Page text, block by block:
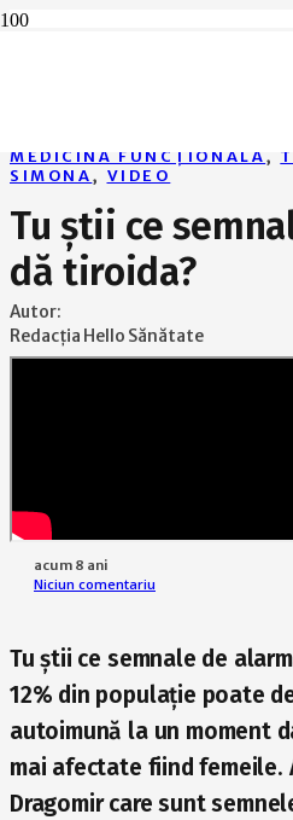
MEDICINĂ FUNCȚIONALĂ,
SIMONA, VIDEO
Tu știi ce
dă tiroida?
Autor:
Redacția Hello Sănătate
acum 8 ani
Niciun comentariu
Tu știi ce semnale de
12% din populație poate
autoimună la un moment
mai afectate fiind femeile.
Dragomir care sunt